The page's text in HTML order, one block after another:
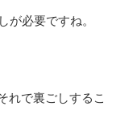
が必要ですね。
れで裏ごしするこ